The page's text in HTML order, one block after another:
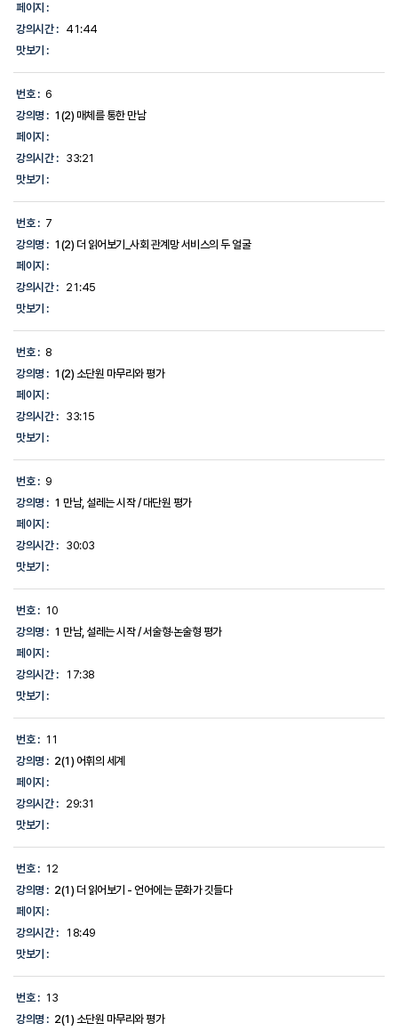
페이지 :
강의시간 :
41:44
맛보기 :
번호 : 6
강의명 : 1(2) 매체를 통한 만남
페이지 :
강의시간 :
33:21
맛보기 :
번호 : 7
강의명 : 1(2) 더 읽어보기_사회 관계망 서비스의 두 얼굴
페이지 :
강의시간 :
21:45
맛보기 :
번호 : 8
강의명 : 1(2) 소단원 마무리와 평가
페이지 :
강의시간 :
33:15
맛보기 :
번호 : 9
강의명 : 1 만남, 설레는 시작 / 대단원 평가
페이지 :
강의시간 :
30:03
맛보기 :
번호 : 10
강의명 : 1 만남, 설레는 시작 / 서술형·논술형 평가
페이지 :
강의시간 :
17:38
맛보기 :
번호 : 11
강의명 : 2(1) 어휘의 세계
페이지 :
강의시간 :
29:31
맛보기 :
번호 : 12
강의명 : 2(1) 더 읽어보기 - 언어에는 문화가 깃들다
페이지 :
강의시간 :
18:49
맛보기 :
번호 : 13
강의명 : 2(1) 소단원 마무리와 평가